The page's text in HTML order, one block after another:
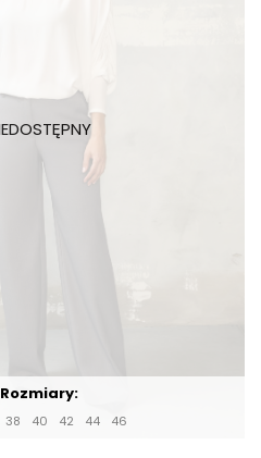
Rozmiary:
38 40 42 44 46